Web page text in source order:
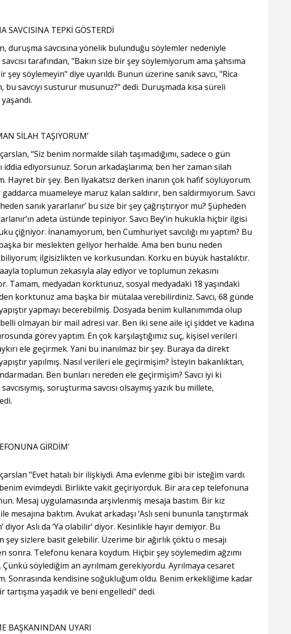
SAVCISINA TEPKİ GÖSTERDİ
duruşma savcısına yönelik bulunduğu söylemler nedeniyle
tarafından, "Bakın size bir şey söylemiyorum ama şahsıma
şey söylemeyin" diye uyarıldı. Bunun üzerine sanık savcı, "Rica
bu savcıyı susturur musunuz?" dedi. Duruşmada kısa süreli
SİLAH TAŞIYORUM’
“Siz benim normalde silah taşımadığımı, sadece o gün
iddia ediyorsunuz. Sorun arkadaşlarıma; ben her zaman silah
Hayret bir şey. Ben liyakatsız derken inanın çok hafif söylüyorum.
muameleye maruz kalan saldırır, ben saldırmıyorum. Savcı
sanık yararlanır’ bu size bir şey çağrıştırıyor mu? Şüpheden
adeta üstünde tepiniyor. Savcı Bey’in hukukla hiçbir ilgisi
çiğniyor. İnanamıyorum, ben Cumhuriyet savcılığı mı yaptım? Bu
bir meslekten geliyor herhalde. Ama ben bunu neden
biliyorum; ilgisizlikten ve korkusundan. Korku en büyük hastalıktır.
toplumun zekasıyla alay ediyor ve toplumun zekasını
Tamam, medyadan korktunuz, sosyal medyadaki 18 yaşındaki
korktunuz ama başka bir mütalaa verebilirdiniz. Savcı, 68 günde
yapmayı becerebilmiş. Dosyada benim kullanımımda olup
belli olmayan bir mail adresi var. Ben iki sene aile içi şiddet ve kadına
görev yaptım. En çok karşılaştığımız suç, kişisel verileri
ele geçirmek. Yani bu inanılmaz bir şey. Buraya da direkt
yapılmış. Nasıl verileri ele geçirmişim? İsteyin bakanlıktan,
Ben bunları nereden ele geçirmişim? Savcı iyi ki
soruşturma savcısı olsaymış yazık bu millete,
GİRDİM'
"Evet hatalı bir ilişkiydi. Ama evlenme gibi bir isteğim vardı.
evimdeydi. Birlikte vakit geçiriyorduk. Bir ara cep telefonuna
Mesaj uygulamasında arşivlenmiş mesaja bastım. Bir kız
mesajına baktım. Avukat arkadaşı ‘Aslı seni bununla tanıştırmak
diyor Aslı da ‘Ya olabilir’ diyor. Kesinlikle hayır demiyor. Bu
şey sizlere basit gelebilir. Üzerime bir ağırlık çöktü o mesajı
sonra. Telefonu kenara koydum. Hiçbir şey söylemedim ağzımı
Çünkü söylediğim an ayrılmam gerekiyordu. Ayrılmaya cesaret
Sonrasında kendisine soğukluğum oldu. Benim erkekliğime kadar
tartışma yaşadık ve beni engelledi" dedi.
BAŞKANINDAN UYARI